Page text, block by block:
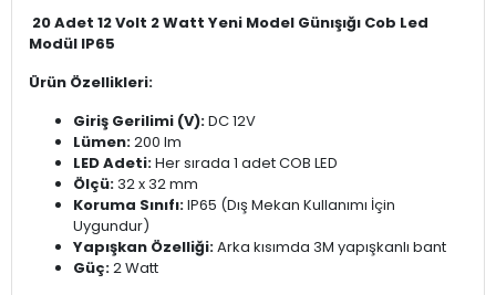
20 Adet 12 Volt 2 Watt Yeni Model Günışığı Cob Led
Modül IP65
Ürün Özellikleri:
Giriş Gerilimi (V):DC 12V
Lümen:200 lm
LED Adeti:Her sırada 1 adet COB LED
Ölçü:32 x 32 mm
Koruma Sınıfı:IP65 (Dış Mekan Kullanımı İçin
Uygundur)
Yapışkan Özelliği:Arka kısımda 3M yapışkanlı bant
Güç:2 Watt